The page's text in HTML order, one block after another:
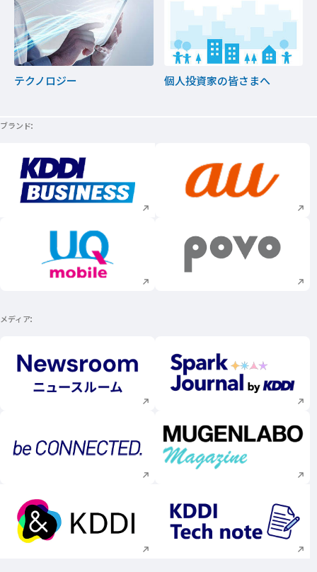
テクノロジー 個人投資家の皆さまへ
ブランド
新規ウィンドウで開く 新規ウィンドウで
新規ウィンドウで開く 新規ウィンドウで
メディア
新規ウィンドウで開く 新規ウィンドウで
新規ウィンドウで開く 新規ウィンドウで
新規ウィンドウで開く 新規ウィンドウで